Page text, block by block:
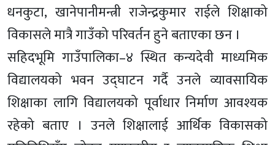
धनकुटा, खानेपानीमन्त्री राजेन्द्रकुमार राईले शिक्षाको
विकासले मात्रै गाउँको परिवर्तन हुने बताएका छन ।
सहिदभूमि गाउँपालिका–४ स्थित कन्यदेवी माध्यमिक
विद्यालयको भवन उद्घाटन गर्दै उनले व्यावसायिक
शिक्षाका लागि विद्यालयको पूर्वाधार निर्माण आवश्यक
रहेको बताए । उनले शिक्षालाई आर्थिक विकासको